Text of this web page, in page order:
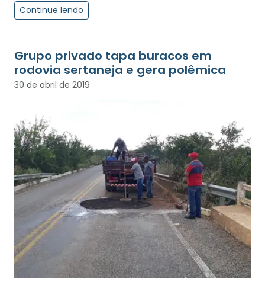
Continue lendo
Grupo privado tapa buracos em
rodovia sertaneja e gera polêmica
30 de abril de 2019